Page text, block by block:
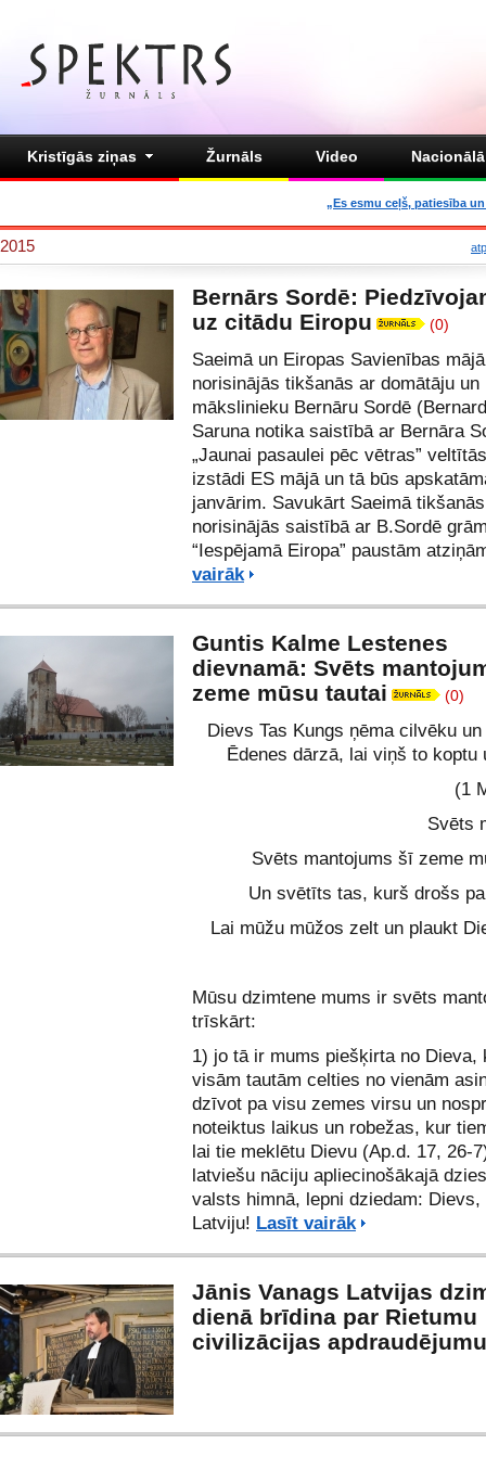
Kristīgās ziņas Žurnāls Video
„Es esmu ceļš, patiesība
2015
Bernārs Sordē:
uz citādu Eiropu
(0)
Saeimā un Eiropas Savienības mājā
norisinājās tikšanās ar domātāju un
mākslinieku Bernāru Sordē
Saruna notika saistībā ar Bernāra
„Jaunai pasaulei pēc vētras”
izstādi ES mājā un tā būs
janvārim. Savukārt Saeimā tikšanās
norisinājās saistībā ar B.Sordē
“Iespējamā Eiropa” paustām
vairāk
Guntis Kalme Lestenes
dievnamā: Svēts
zeme mūsu tautai
(0)
Dievs Tas Kungs ņēma cilvēku
Ēdenes dārzā, lai viņš to koptu
(1
Svēts
Svēts mantojums šī zeme
Un svētīts tas, kurš drošs
Lai mūžu mūžos zelt un plaukt
Mūsu dzimtene mums ir svēts
trīskārt:
1) jo tā ir mums piešķirta no Dieva,
visām tautām celties no vienām
dzīvot pa visu zemes virsu un
noteiktus laikus un robežas, kur
lai tie meklētu Dievu (Ap.d. 17, 26-
latviešu nāciju apliecinošākajā
valsts himnā, lepni dziedam:
Latviju! Lasīt vairāk
Jānis Vanags Latvijas
dienā brīdina par Rietumu
civilizācijas apdraudējumu